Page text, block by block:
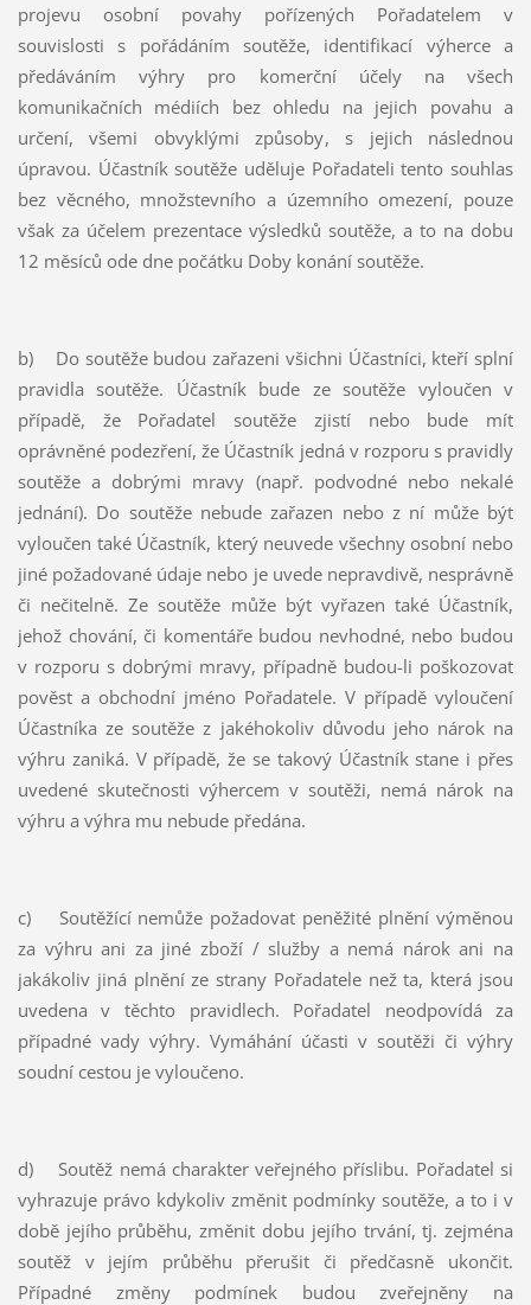
projevu osobní povahy pořízených Pořadatelem v
souvislosti s pořádáním soutěže, identifikací výherce a
předáváním výhry pro komerční účely na všech
komunikačních médiích bez ohledu na jejich povahu a
určení, všemi obvyklými způsoby, s jejich následnou
úpravou. Účastník soutěže uděluje Pořadateli tento souhlas
bez věcného, množstevního a územního omezení, pouze
však za účelem prezentace výsledků soutěže, a to na dobu
12 měsíců ode dne počátku Doby konání soutěže.
b) Do soutěže budou zařazeni všichni Účastníci, kteří splní
pravidla soutěže. Účastník bude ze soutěže vyloučen v
případě, že Pořadatel soutěže zjistí nebo bude mít
oprávněné podezření, že Účastník jedná v rozporu s pravidly
soutěže a dobrými mravy (např. podvodné nebo nekalé
jednání). Do soutěže nebude zařazen nebo z ní může být
vyloučen také Účastník, který neuvede všechny osobní nebo
jiné požadované údaje nebo je uvede nepravdivě, nesprávně
či nečitelně. Ze soutěže může být vyřazen také Účastník,
jehož chování, či komentáře budou nevhodné, nebo budou
v rozporu s dobrými mravy, případně budou-li poškozovat
pověst a obchodní jméno Pořadatele. V případě vyloučení
Účastníka ze soutěže z jakéhokoliv důvodu jeho nárok na
výhru zaniká. V případě, že se takový Účastník stane i přes
uvedené skutečnosti výhercem v soutěži, nemá nárok na
výhru a výhra mu nebude předána.
c) Soutěžící nemůže požadovat peněžité plnění výměnou
za výhru ani za jiné zboží / služby a nemá nárok ani na
jakákoliv jiná plnění ze strany Pořadatele než ta, která jsou
uvedena v těchto pravidlech. Pořadatel neodpovídá za
případné vady výhry. Vymáhání účasti v soutěži či výhry
soudní cestou je vyloučeno.
d) Soutěž nemá charakter veřejného příslibu. Pořadatel si
vyhrazuje právo kdykoliv změnit podmínky soutěže, a to i v
době jejího průběhu, změnit dobu jejího trvání, tj. zejména
soutěž v jejím průběhu přerušit či předčasně ukončit.
Případné změny podmínek budou zveřejněny na